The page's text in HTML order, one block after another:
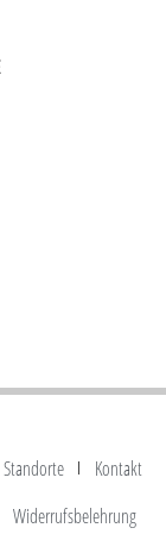
Standorte
Kontakt
Widerrufsbelehrung